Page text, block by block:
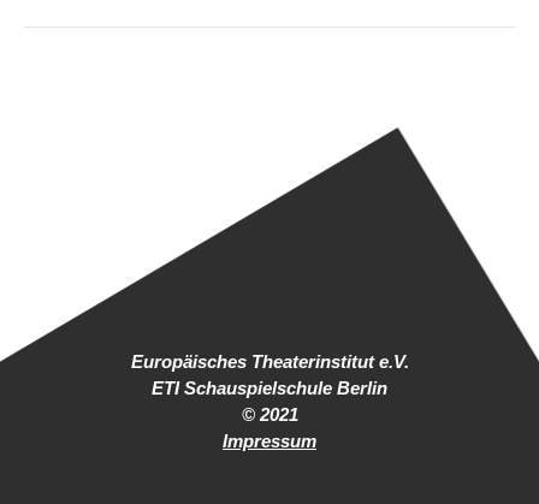
Europäisches Theaterinstitut e.V.
ETI Schauspielschule Berlin
© 2021
Impressum